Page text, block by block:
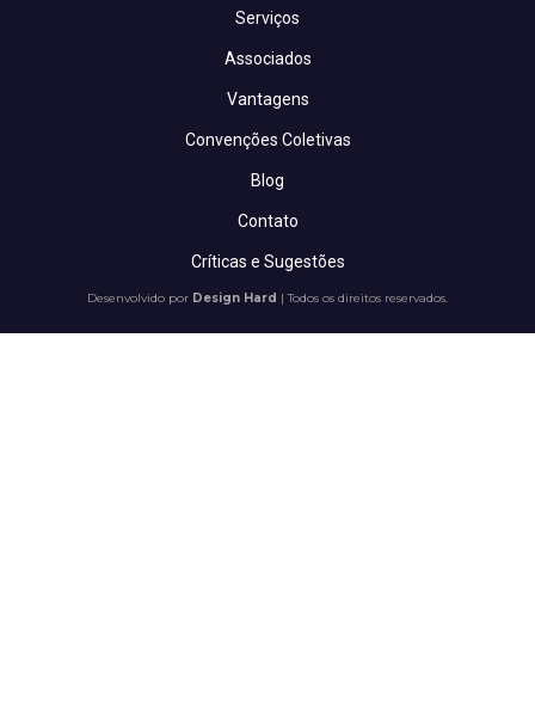
Serviços
Associados
Vantagens
Convenções Coletivas
Blog
Contato
Críticas e Sugestões
Desenvolvido por Design Hard | Todos os direitos reservados.